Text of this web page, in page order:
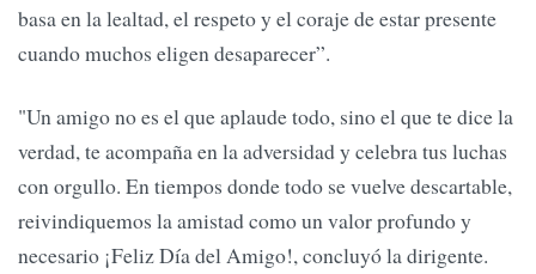
basa en la lealtad, el respeto y el coraje de estar presente
cuando muchos eligen desaparecer”.
"Un amigo no es el que aplaude todo, sino el que te dice la
verdad, te acompaña en la adversidad y celebra tus luchas
con orgullo. En tiempos donde todo se vuelve descartable,
reivindiquemos la amistad como un valor profundo y
necesario ¡Feliz Día del Amigo!, concluyó la dirigente.